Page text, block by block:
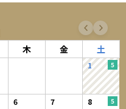
木 金 土
1
6 7 8